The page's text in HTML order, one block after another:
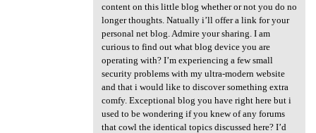
content on this little blog whether or not you do no
longer thoughts. Natually i’ll offer a link for your
personal net blog. Admire your sharing. I am
curious to find out what blog device you are
operating with? I’m experiencing a few small
security problems with my ultra-modern website
and that i would like to discover something extra
comfy. Exceptional blog you have right here but i
used to be wondering if you knew of any forums
that cowl the identical topics discussed here? I’d